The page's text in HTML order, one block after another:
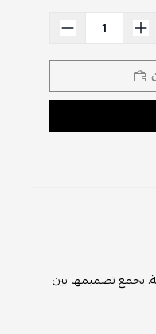
يجمع تصميمها بين